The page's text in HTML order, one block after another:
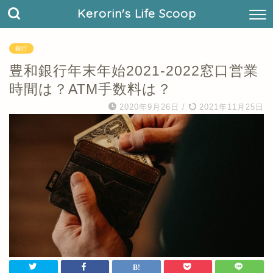
Kerorin's Life Scoop
銀行
豊和銀行年末年始2021-2022窓口営業
時間は？ATM手数料は？
2020年9月26日 / 2021年11月25日